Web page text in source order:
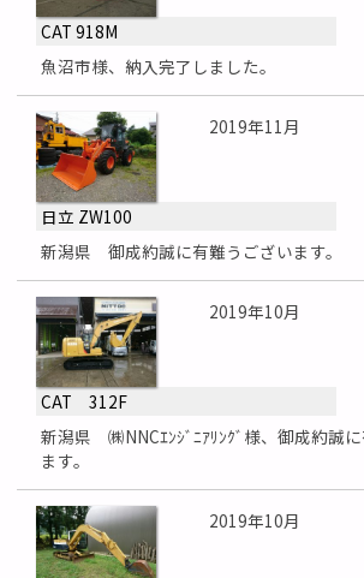
CAT 918M
魚沼市様、納入完了しました。
2019年11月
日立 ZW100
新潟県 御成約誠に有難うございます。
2019年10月
CAT 312F
新潟県 ㈱NNCｴﾝｼﾞﾆｱﾘﾝｸﾞ様、御成約誠
ます。
2019年10月